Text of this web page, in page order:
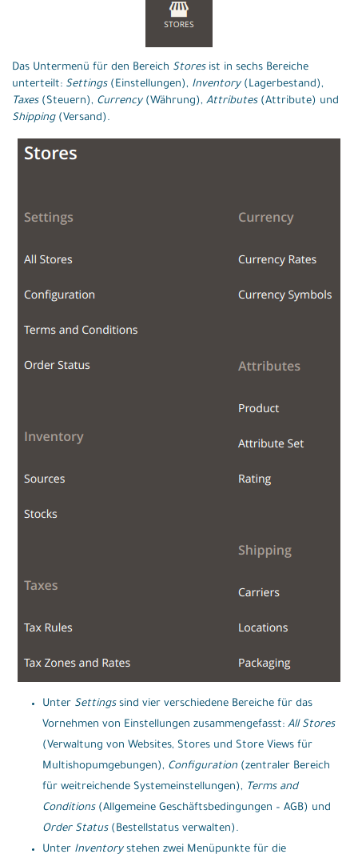
Das Untermenü für den Bereich Storesist in sechs Bereiche
unterteilt: Settings(Einstellungen), Inventory(Lagerbestand),
Taxes(Steuern), Currency(Währung), Attributes(Attribute) und
Shipping(Versand).
Unter Settingssind vier verschiedene Bereiche für das
Vornehmen von Einstellungen zusammengefasst: All Stores
(Verwaltung von Websites, Stores und Store Views für
Multishopumgebungen), Configuration(zentraler Bereich
für weitreichende Systemeinstellungen), Terms and
Conditions(Allgemeine Geschäftsbedingungen – AGB) und
Order Status(Bestellstatus verwalten).
Unter Inventorystehen zwei Menüpunkte für die